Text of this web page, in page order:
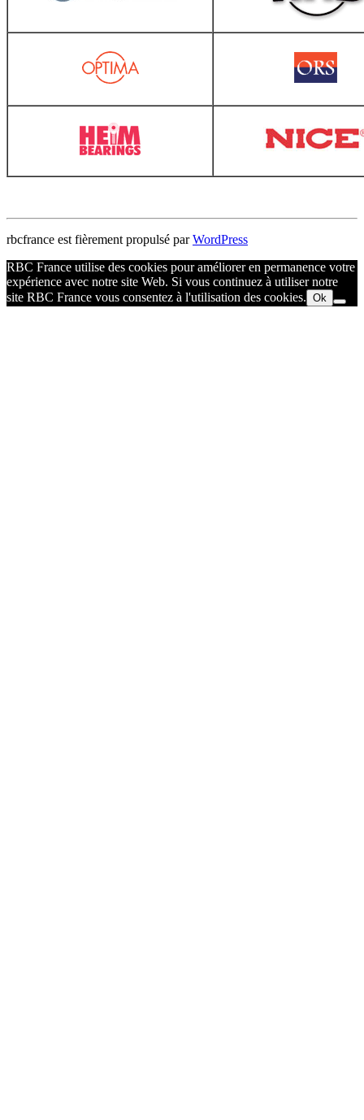
rbcfrance est fièrement propulsé parWordPress
RBC France utilise des cookies pour améliorer en permanence votre
expérience avec notre site Web. Si vous continuez à utiliser notre
site RBC France vous consentez à l'utilisation des cookies. Ok